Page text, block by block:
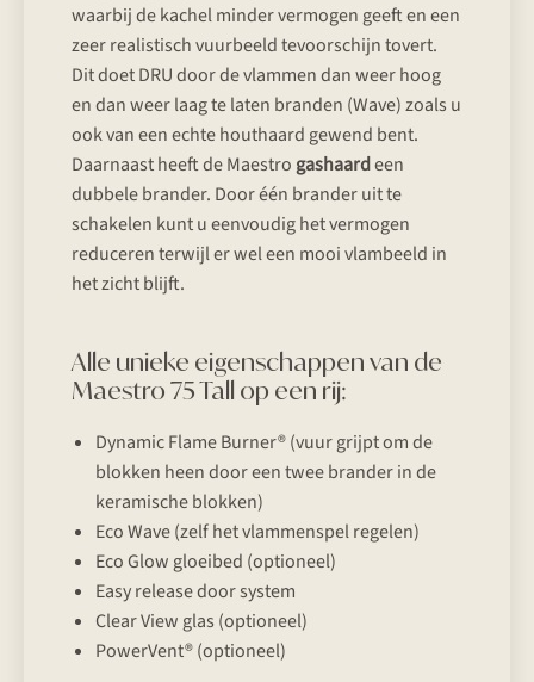
waarbij de kachel minder vermogen geeft en een
zeer realistisch vuurbeeld tevoorschijn tovert.
Dit doet DRU door de vlammen dan weer hoog
en dan weer laag te laten branden (Wave) zoals u
ook van een echte houthaard gewend bent.
Daarnaast heeft de Maestro gashaardeen
dubbele brander. Door één brander uit te
schakelen kunt u eenvoudig het vermogen
reduceren terwijl er wel een mooi vlambeeld in
het zicht blijft.
Alle unieke eigenschappen van de
Maestro 75 Tall op een rij:
Dynamic Flame Burner® (vuur grijpt om de
blokken heen door een twee brander in de
keramische blokken)
Eco Wave (zelf het vlammenspel regelen)
Eco Glow gloeibed (optioneel)
Easy release door system
Clear View glas (optioneel)
PowerVent® (optioneel)